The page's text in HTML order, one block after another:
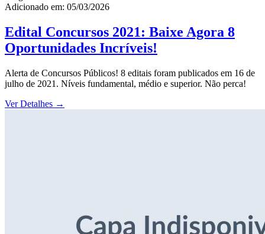
Adicionado em: 05/03/2026
Edital Concursos 2021: Baixe Agora 8
Oportunidades Incríveis!
Alerta de Concursos Públicos! 8 editais foram publicados em 16 de
julho de 2021. Níveis fundamental, médio e superior. Não perca!
Ver Detalhes →